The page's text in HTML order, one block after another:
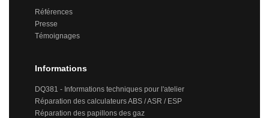
Références
Presse
Témoignages
Informations
DQ381 - Informations techniques pour l'atelier
Réparation des calculateurs ABS / ASR / ESP
Réparation des papillons des gaz